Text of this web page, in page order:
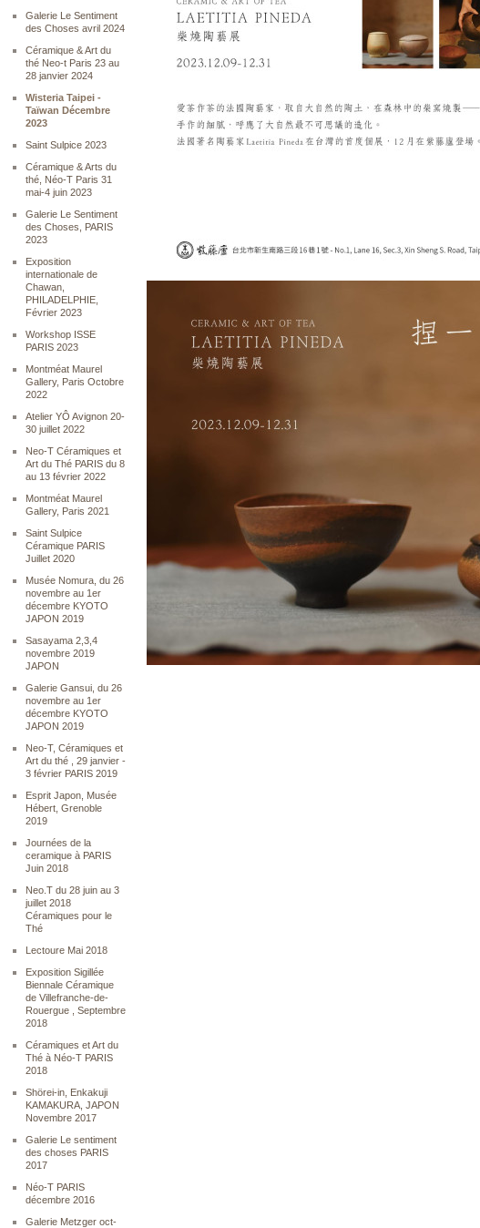
Galerie Le Sentiment
des Choses avril 2024
Céramique & Art du
thé Neo-t Paris 23 au
28 janvier 2024
Wisteria Taipei -
Taïwan Décembre
2023
Saint Sulpice 2023
Céramique & Arts du
thé, Néo-T Paris 31
mai-4 juin 2023
Galerie Le Sentiment
des Choses, PARIS
2023
Exposition
internationale de
Chawan,
PHILADELPHIE,
Février 2023
Workshop ISSE
PARIS 2023
Montméat Maurel
Gallery, Paris Octobre
2022
Atelier YÔ Avignon 20-
30 juillet 2022
Neo-T Céramiques et
Art du Thé PARIS du 8
au 13 février 2022
Montméat Maurel
Gallery, Paris 2021
Saint Sulpice
Céramique PARIS
Juillet 2020
Musée Nomura, du 26
novembre au 1er
décembre KYOTO
JAPON 2019
Sasayama 2,3,4
novembre 2019
JAPON
Galerie Gansui, du 26
novembre au 1er
décembre KYOTO
JAPON 2019
Neo-T, Céramiques et
Art du thé , 29 janvier -
3 février PARIS 2019
Esprit Japon, Musée
Hébert, Grenoble
2019
Journées de la
ceramique à PARIS
Juin 2018
Neo.T du 28 juin au 3
juillet 2018
Céramiques pour le
Thé
Lectoure Mai 2018
Exposition Sigillée
Biennale Céramique
de Villefranche-de-
Rouergue , Septembre
2018
Céramiques et Art du
Thé à Néo-T PARIS
2018
Shörei-in, Enkakuji
KAMAKURA, JAPON
Novembre 2017
Galerie Le sentiment
des choses PARIS
2017
Néo-T PARIS
décembre 2016
Galerie Metzger oct-